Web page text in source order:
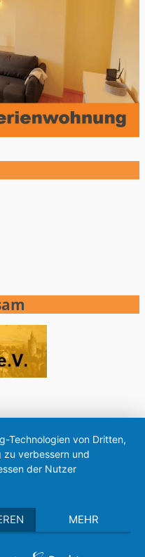
Technologien von Dritten,
zu verbessern und
der Nutzer
MEHR